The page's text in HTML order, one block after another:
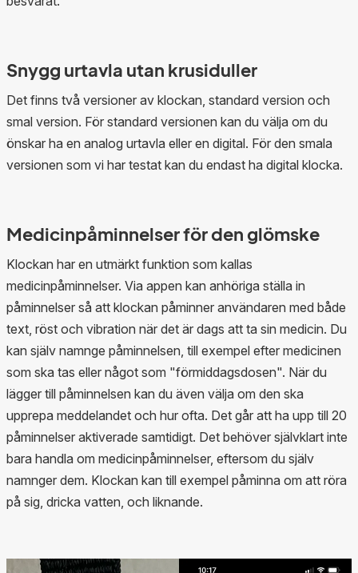
Snygg urtavla utan krusiduller
Det finns två versioner av klockan, standard version och
smal version. För standard versionen kan du välja om du
önskar ha en analog urtavla eller en digital. För den smala
versionen som vi har testat kan du endast ha digital klocka.
Medicinpåminnelser för den glömske
Klockan har en utmärkt funktion som kallas
medicinpåminnelser. Via appen kan anhöriga ställa in
påminnelser så att klockan påminner användaren med både
text, röst och vibration när det är dags att ta sin medicin. Du
kan själv namnge påminnelsen, till exempel efter medicinen
som ska tas eller något som "förmiddagsdosen". När du
lägger till påminnelsen kan du även välja om den ska
upprepa meddelandet och hur ofta. Det går att ha upp till 20
påminnelser aktiverade samtidigt. Det behöver självklart inte
bara handla om medicinpåminnelser, eftersom du själv
namnger dem. Klockan kan till exempel påminna om att röra
på sig, dricka vatten, och liknande.